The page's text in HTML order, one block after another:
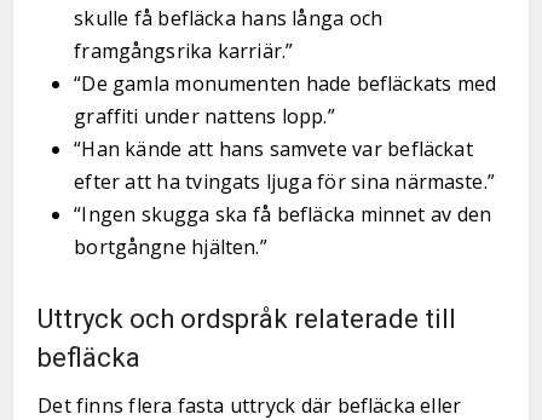
skulle få befläcka hans långa och
framgångsrika karriär.”
“De gamla monumenten hade befläckats med
graffiti under nattens lopp.”
“Han kände att hans samvete var befläckat
efter att ha tvingats ljuga för sina närmaste.”
“Ingen skugga ska få befläcka minnet av den
bortgångne hjälten.”
Uttryck och ordspråk relaterade till
befläcka
Det finns flera fasta uttryck där befläcka eller